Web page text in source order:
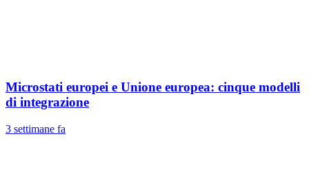
Microstati europei e Unione europea: cinque modelli
di integrazione
3 settimane fa